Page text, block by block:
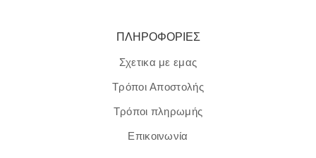
ΠΛΗΡΟΦΟΡΙΕΣ
Σχετικα με εμας
Τρόποι Αποστολής
Τρόποι πληρωμής
Επικοινωνία